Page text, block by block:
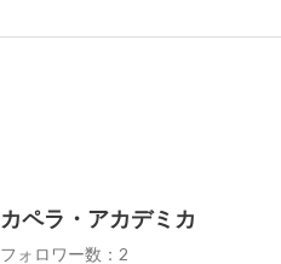
カペラ・アカデミカ
フォロワー数：2